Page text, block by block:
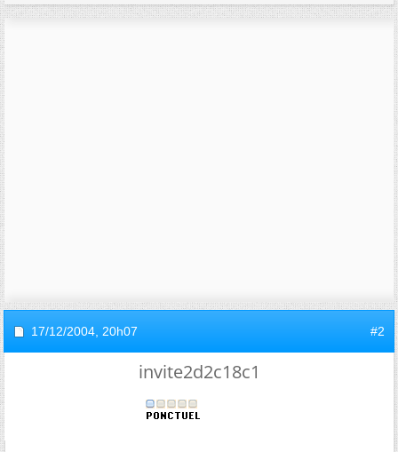
17/12/2004, 20h07 #2
invite2d2c18c1